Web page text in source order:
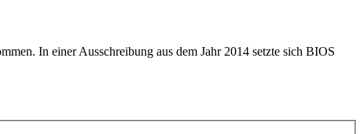
In einer Ausschreibung aus dem Jahr 2014 setzte sich BIOS